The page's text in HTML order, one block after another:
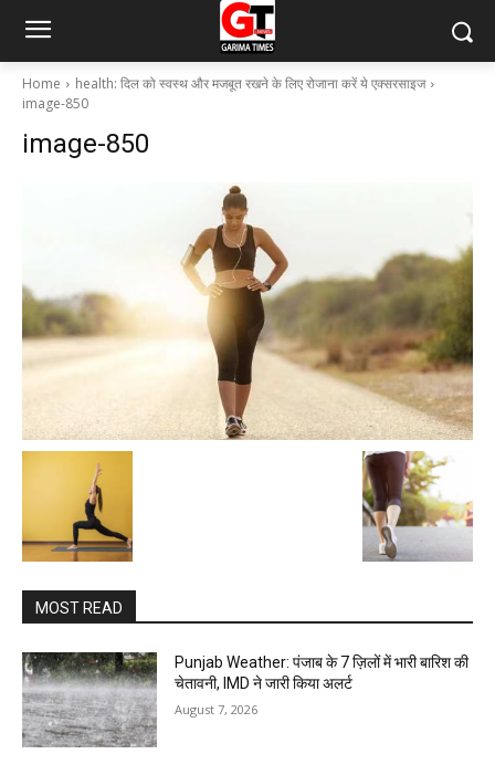
Home
health: दिल को स्वस्थ और मजबूत रखने के लिए रोजाना करें ये एक्सरसाइज
image-850
image-850
MOST READ
Punjab Weather: पंजाब के 7 ज़िलों में भारी बारिश की
चेतावनी, IMD ने जारी किया अलर्ट
August 7, 2026